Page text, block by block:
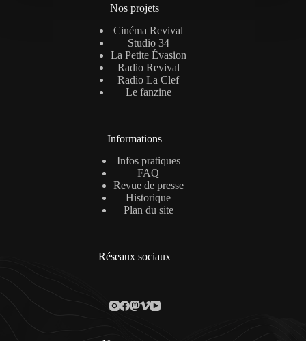
Nos projets
Cinéma Revival
Studio 34
La Petite Évasion
Radio Revival
Radio La Clef
Le fanzine
Informations
Infos pratiques
FAQ
Revue de presse
Historique
Plan du site
Réseaux sociaux